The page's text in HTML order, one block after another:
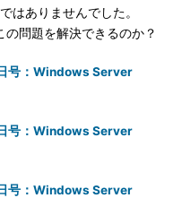
はありませんでした。
の問題を解決できるのか？
号：Windows Server
号：Windows Server
号：Windows Server